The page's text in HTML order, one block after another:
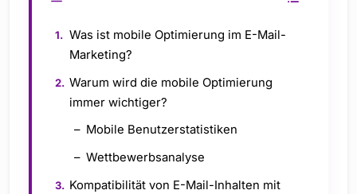
Was ist mobile Optimierung im E-Mail-
Marketing?
Warum wird die mobile Optimierung
immer wichtiger?
Mobile Benutzerstatistiken
Wettbewerbsanalyse
Kompatibilität von E-Mail-Inhalten mit